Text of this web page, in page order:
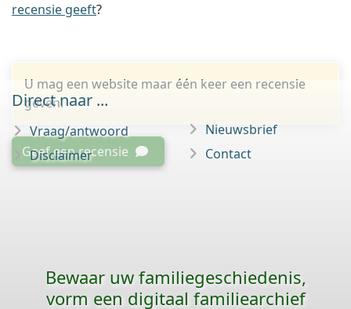
recensie geeft?
U mag een website maar één keer een recensie
geven.
Geef een recensie
Direct naar ...
Vraag/antwoord
Disclaimer
Nieuwsbrief
Contact
Bewaar uw familie­geschiedenis,
vorm een digitaal familiearchief